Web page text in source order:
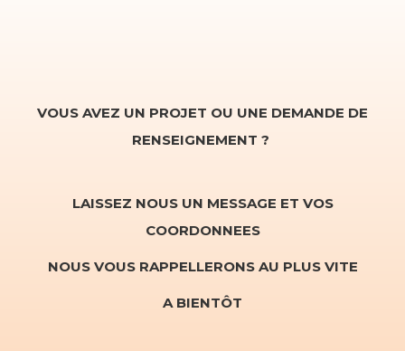
VOUS AVEZ UN PROJET OU UNE DEMANDE DE
RENSEIGNEMENT ?
LAISSEZ NOUS UN MESSAGE ET VOS
COORDONNEES
NOUS VOUS RAPPELLERONS AU PLUS VITE
A BIENTÔT